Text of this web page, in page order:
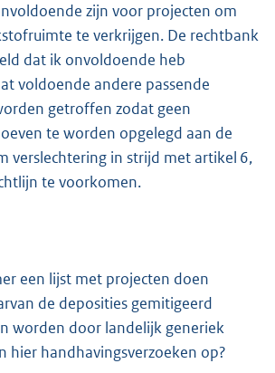
zijn voor projecten om
te verkrijgen. De rechtbank
dat ik onvoldoende heb
voldoende andere passende
getroffen zodat geen
te worden opgelegd aan de
verslechtering in strijd met artikel 6,
te voorkomen.
een lijst met projecten doen
de deposities gemitigeerd
worden door landelijk generiek
hier handhavingsverzoeken op?